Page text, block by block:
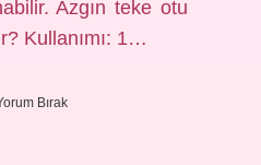
Azgın teke otu
Kullanımı: 1…
Bırak